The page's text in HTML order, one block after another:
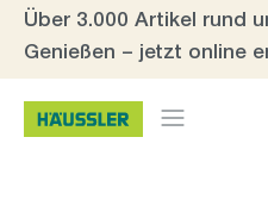
Zum Hauptinhalt springen
Über 3.000 Artikel rund
Genießen – jetzt online